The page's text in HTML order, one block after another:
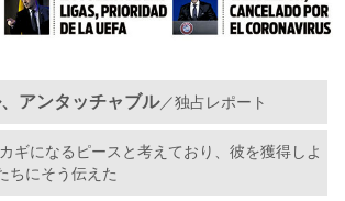
アンタッチャブル／独占レポート
ギになるピースと考えており、彼を獲得しよ
ちにそう伝えた